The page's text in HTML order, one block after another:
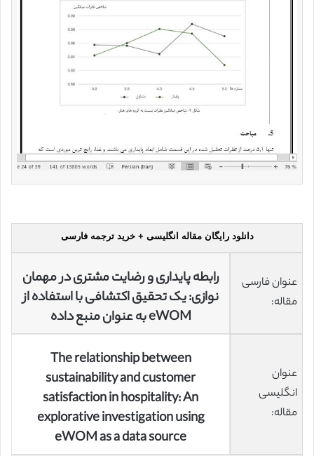
دانلود رایگان مقاله انگلیسی + خرید ترجمه فارسی
عنوان فارسی
مقاله:
رابطه پایداری و رضایت مشتری در مهمان
نوازی: یک تحقیق اکتشافی با استفاده از
eWOM به عنوان منبع داده
عنوان
انگلیسی
مقاله:
The relationship between
sustainability and customer
satisfaction in hospitality: An
explorative investigation using
eWOM as a data source